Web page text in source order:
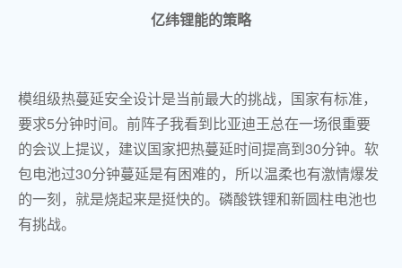
亿纬锂能的策略
模组级热蔓延安全设计是当前最大的挑战，国家有标准，
要求5分钟时间。前阵子我看到比亚迪王总在一场很重要
的会议上提议，建议国家把热蔓延时间提高到30分钟。软
包电池过30分钟蔓延是有困难的，所以温柔也有激情爆发
的一刻，就是烧起来是挺快的。磷酸铁锂和新圆柱电池也
有挑战。